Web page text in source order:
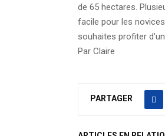
de 65 hectares.
facile pour les
souhaites profiter
Par Claire
PARTAGER